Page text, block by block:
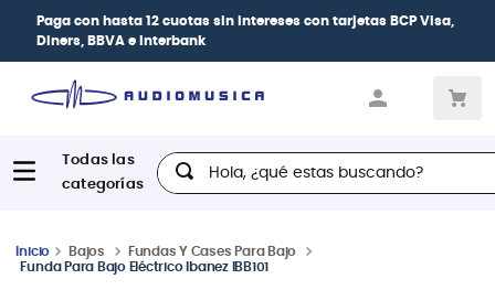
BCP Visa, | Paga en cuotas desde 0% de
Hola, ¿qué estas buscando?
Bajos
Fundas Y Cases Para Bajo
Funda Para Bajo Eléctrico Ibanez IBB101